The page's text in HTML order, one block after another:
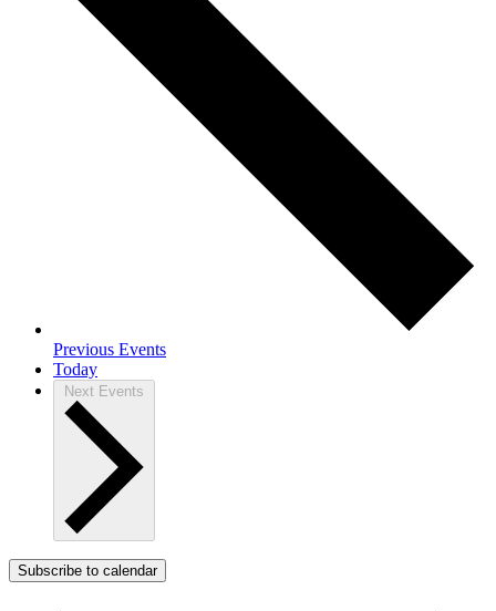
Previous Events
Today
Next Events
Subscribe to calendar